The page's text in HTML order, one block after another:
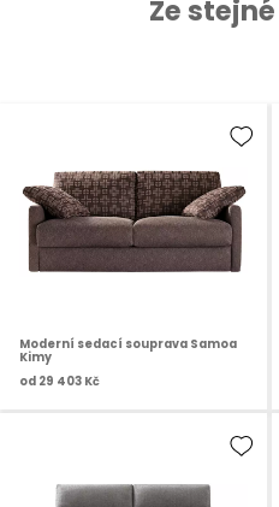
Ze
Moderní sedací souprava Samoa
Kimy
od 29 403 Kč